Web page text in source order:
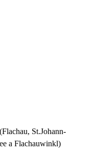
St.Johann-
a Flachauwinkl)